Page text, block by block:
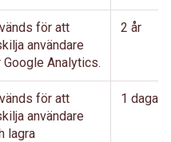
för att
användare
Google Analytics.
2 år
för att
användare
lagra
1 dagar